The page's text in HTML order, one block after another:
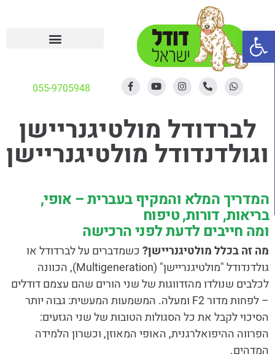
055-9705948
לברדודל מולטיגנריישן
וגולדנדודל מולטיגנריישן
המדריך המלא והמקיף בעברית – אופי,
בריאות, דורות, טיפוח
ומה חייבים לדעת לפני הרכישה
מה זה בכלל מולטיגנריישן?כשמדברים על לברדודל או
גולדנדודל "מולטיגנריישן" (Multigeneration), הכוונה
לכלבים שנולדו מהזדווגות של שני הורים שהם עצמם דודלים
– לפחות מדור F2 ומעלה. המשמעות המעשית: גבוה יותר
הסיכוי לקבל את כל הסגולות הטובות של שני הגזעים:
הפרווה ההיפואלרגנית, האופי המאוזן, וכשרון הלמידה
המדהים.
פתח סרגל נגישות